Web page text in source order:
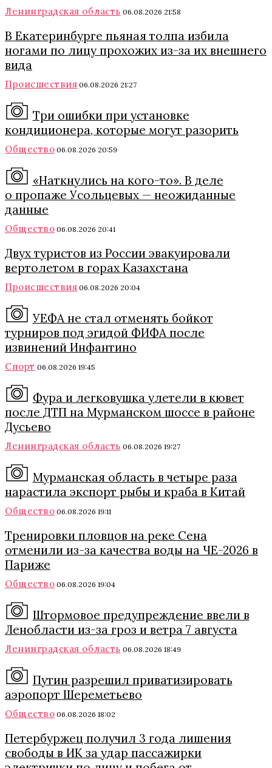
Ленинградская область 06.08.2026 21:58
В Екатеринбурге пьяная толпа избила
ногами по лицу прохожих из-за их внешнего
вида
Происшествия 06.08.2026 21:27
Три ошибки при установке
кондиционера, которые могут разорить
Общество 06.08.2026 20:59
«Наткнулись на кого-то». В деле
о пропаже Усольцевых — неожиданные
данные
Общество 06.08.2026 20:41
Двух туристов из России эвакуировали
вертолетом в горах Казахстана
Происшествия 06.08.2026 20:04
УЕФА не стал отменять бойкот
турниров под эгидой ФИФА после
извинений Инфантино
Спорт 06.08.2026 19:45
Фура и легковушка улетели в кювет
после ДТП на Мурманском шоссе в районе
Дусьево
Ленинградская область 06.08.2026 19:27
Мурманская область в четыре раза
нарастила экспорт рыбы и краба в Китай
Общество 06.08.2026 19:11
Тренировки пловцов на реке Сена
отменили из-за качества воды на ЧЕ-2026 в
Париже
Общество 06.08.2026 19:04
Штормовое предупреждение ввели в
Ленобласти из-за гроз и ветра 7 августа
Ленинградская область 06.08.2026 18:49
Путин разрешил приватизировать
аэропорт Шереметьево
Общество 06.08.2026 18:02
Петербуржец получил 3 года лишения
свободы в ИК за удар пассажирки